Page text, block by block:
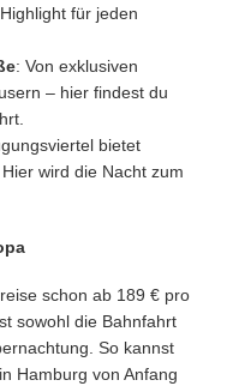
für jeden
: Von exklusiven
– hier findest du
bietet
wird die Nacht zum
schon ab 189 € pro
sowohl die Bahnfahrt
So kannst
Hamburg von Anfang